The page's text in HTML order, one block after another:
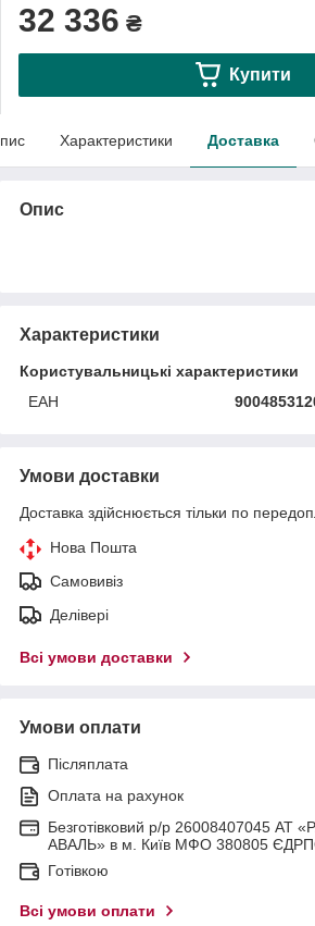
32 336 ₴
Купити
Характеристики Доставка
Опис
Характеристики
Користувальницькі характеристики
ЕАН
Умови доставки
Доставка здійснюється тільки по
Нова Пошта
Самовивіз
Делівері
Всі умови доставки
Умови оплати
Післяплата
Оплата на рахунок
Безготівковий р/р 26008407045
АВАЛЬ» в м. Київ МФО 380805
Готівкою
Всі умови оплати